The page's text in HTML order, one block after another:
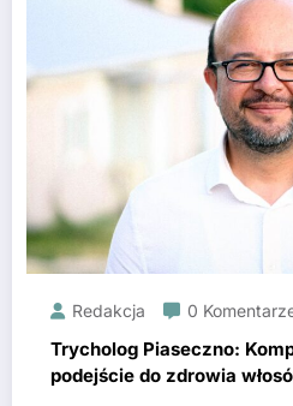
Redakcja 0
Trycholog Piaseczno:
podejście do zdrowia